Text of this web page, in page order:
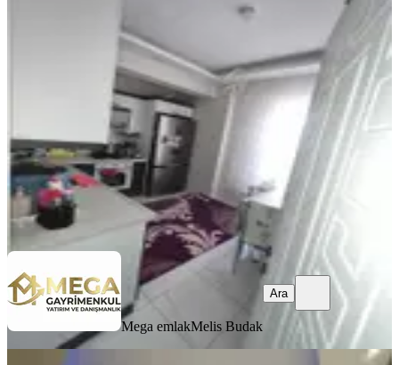
Atatürk Ma Geniş Ve Ferah 2+1 Daire
Bergama, Atatürk Mahallesi
2+1
·100 m² Yüksek giriş·22.07.2026
3.950.000 ₺4.040.000 ₺
Mega emlak Melis Budak
Ara
Mega emlakMelis Budak
Ara